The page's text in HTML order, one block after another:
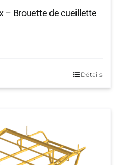
– Brouette de cueillette
Détails